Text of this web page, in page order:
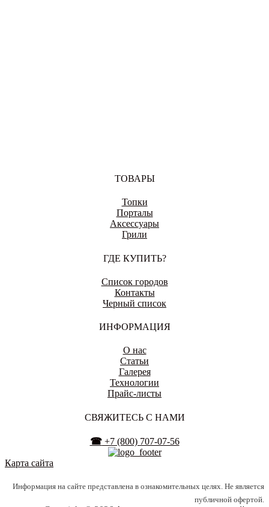
ЕКАТЕРИНБУРГ
ЕНАКИЕВО
ИВАНОВО
ИЖЕВСК
ИРКУТСК
ТОВАРЫ
Топки
Порталы
Аксессуары
Грили
ГДЕ КУПИТЬ?
Список городов
Контакты
Черный список
ИНФОРМАЦИЯ
О нас
Статьи
Галерея
Технологии
Прайс-листы
СВЯЖИТЕСЬ С НАМИ
☎+7 (800) 707-07-56
Карта сайта
Информация на сайте представлена в ознакомительных целях. Не является
публичной офертой.